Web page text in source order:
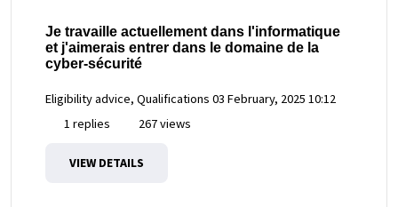
Je travaille actuellement dans l'informatique
et j'aimerais entrer dans le domaine de la
cyber-sécurité
Eligibility advice, Qualifications 03 February, 2025 10:12
1 replies
267 views
VIEW DETAILS